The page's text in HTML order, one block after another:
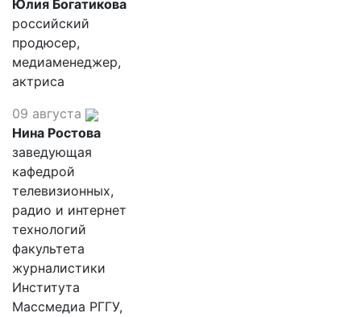
Юлия Богатикова
российский
продюсер,
медиаменеджер,
актриса
09 августа
Нина Ростова
заведующая
кафедрой
телевизионных,
радио и интернет
технологий
факультета
журналистики
Института
Массмедиа РГГУ,